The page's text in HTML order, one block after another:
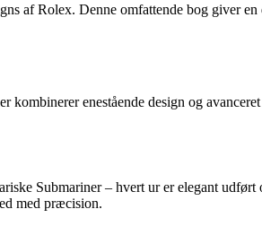
af Rolex. Denne omfattende bog giver
enestående design og
Submariner – hvert ur er elegant
med præcision.